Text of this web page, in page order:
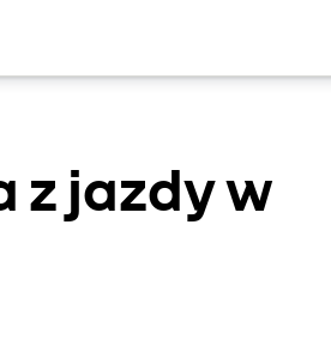
z jazdy w